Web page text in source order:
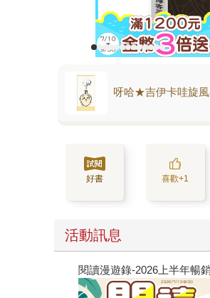
呀哈★吉伊卡哇旋
好書 喜歡+1
活動訊息
閱讀漫遊錄-2026上半年暢